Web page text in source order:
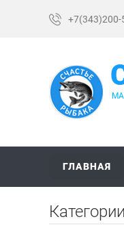
+7(343)200-
ГЛАВНАЯ